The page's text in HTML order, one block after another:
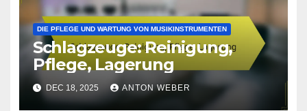
DIE PFLEGE UND WARTUNG VON MUSIKINSTRUMENTEN
Schlagzeuge: Reinigung,
Pflege, Lagerung
DEC 18, 2025 ANTON WEBER